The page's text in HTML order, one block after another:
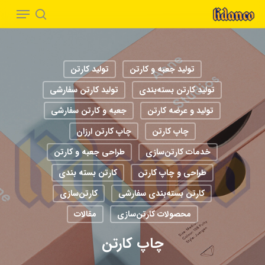
main
content
search
Menu
تولید جعبه و کارتن
تولید کارتن
تولید کارتن بسته‌بندی
تولید کارتن سفارشی
تولید و عرضه کارتن
جعبه و کارتن سفارشی
چاپ کارتن
چاپ کارتن ارزان
خدمات کارتن‌سازی
طراحی جعبه و کارتن
طراحی و چاپ کارتن
کارتن بسته بندی
کارتن بسته‌بندی سفارشی
کارتن‌سازی
محصولات کارتن‌سازی
مقالات
چاپ کارتن